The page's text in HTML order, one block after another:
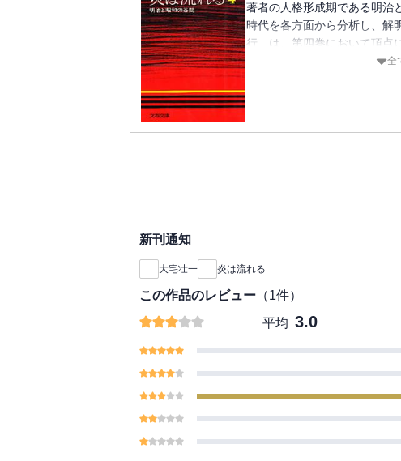
著者の人格形成期である明治
時代を各方面から分析し、解
行」は、第四巻において頂点
した最も特異な人物、高杉晋
える興味あふれるエピソード
全
新刊通知
大宅壮一 炎は流れる
この作品のレビュー （1件）
平均 3.0